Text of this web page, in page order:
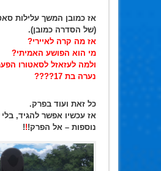
אז כמובן המשך עלילות
(של הסדרה כמובן).
אז מה קרה לאיירי?
מי הוא הפושע האמיתי?
ולמה לעזאזל לסאטורו
נערה בת 17????
כל זאת ועוד בפרק.
אז עכשיו אפשר להגיד, בלי
נוספות – אל הפרק!!
!